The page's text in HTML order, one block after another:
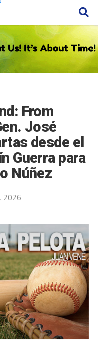
From
José
desde el
Guerra para
Núñez
2026